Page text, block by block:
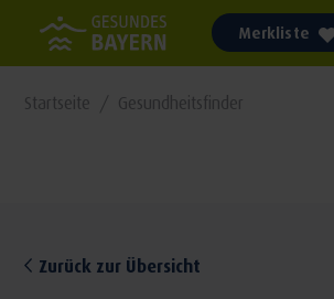
Merkliste
Startseite Gesundheitsfinder
Zurück zur Übersicht